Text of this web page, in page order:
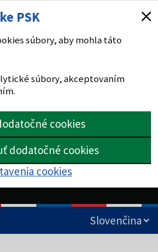
PSK
súbory, aby mohla táto
súbory, akceptovaním
cookies
dodatočné cookies
cookies